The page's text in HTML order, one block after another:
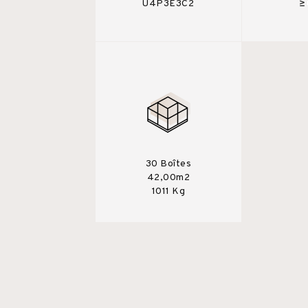
U4P3E3C2
≥
30 Boîtes
42,00m2
1011 Kg